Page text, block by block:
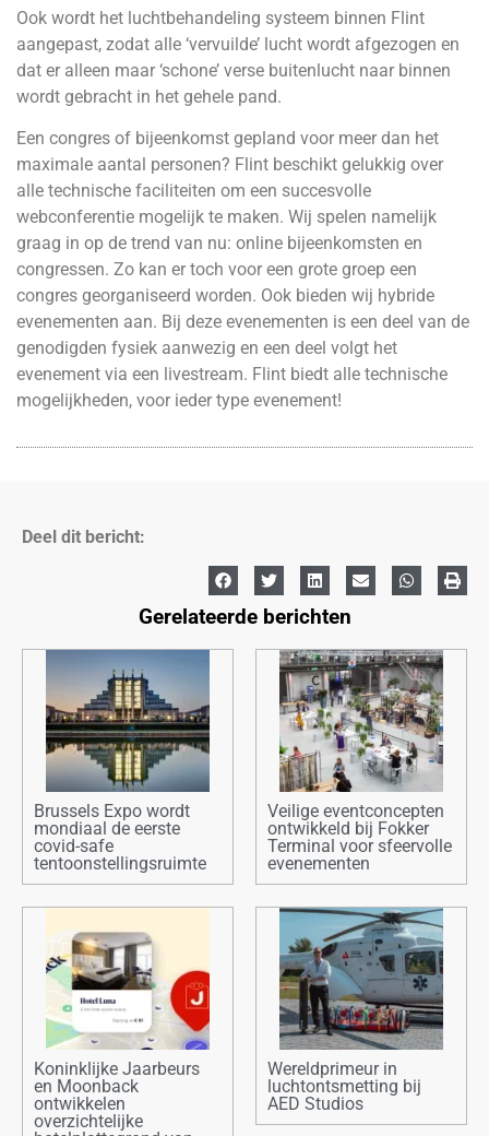
Ook wordt het luchtbehandeling systeem binnen Flint
aangepast, zodat alle ‘vervuilde’ lucht wordt afgezogen en
dat er alleen maar ‘schone’ verse buitenlucht naar binnen
wordt gebracht in het gehele pand.
Een congres of bijeenkomst gepland voor meer dan het
maximale aantal personen? Flint beschikt gelukkig over
alle technische faciliteiten om een succesvolle
webconferentie mogelijk te maken. Wij spelen namelijk
graag in op de trend van nu: online bijeenkomsten en
congressen. Zo kan er toch voor een grote groep een
congres georganiseerd worden. Ook bieden wij hybride
evenementen aan. Bij deze evenementen is een deel van de
genodigden fysiek aanwezig en een deel volgt het
evenement via een livestream. Flint biedt alle technische
mogelijkheden, voor ieder type evenement!
Deel dit bericht:
Gerelateerde berichten
Brussels Expo wordt
mondiaal de eerste
covid-safe
tentoonstellingsruimte
Veilige eventconcepten
ontwikkeld bij Fokker
Terminal voor sfeervolle
evenementen
Koninklijke Jaarbeurs
en Moonback
ontwikkelen
overzichtelijke
Wereldprimeur in
luchtontsmetting bij
AED Studios